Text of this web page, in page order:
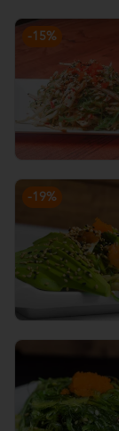
-15%
-19%